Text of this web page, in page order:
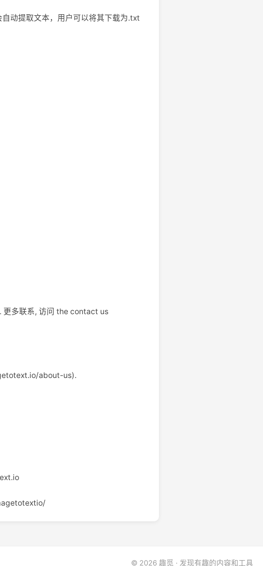
动提取文本，用户可以将其下载为.txt
. 更多联系, 访问 the contact us
about-us).
© 2026 趣觅 · 发现有趣的内容和工具